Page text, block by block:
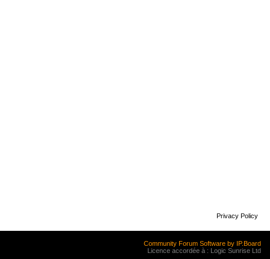
Privacy Policy
Community Forum Software by IP.Board
Licence accordée à : Logic Sunrise Ltd